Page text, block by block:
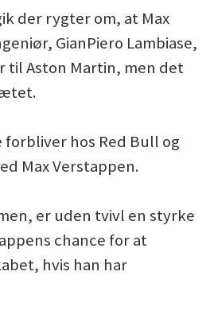
der rygter om, at Max
GianPiero Lambiase,
til Aston Martin, men det
forbliver hos Red Bull og
Max Verstappen.
er uden tvivl en styrke
chance for at
hvis han har